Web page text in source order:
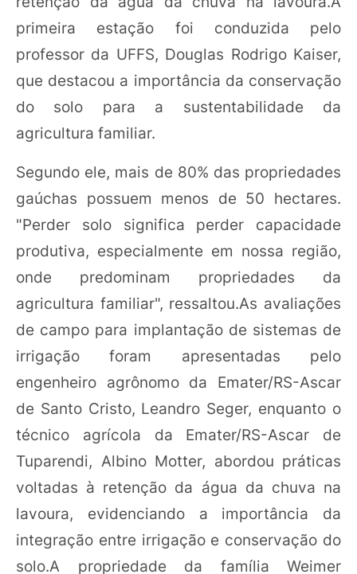
primeira estação foi conduzida pelo
professor da UFFS, Douglas Rodrigo Kaiser,
que destacou a importância da conservação
do solo para a sustentabilidade da
agricultura familiar.
Segundo ele, mais de 80% das propriedades
gaúchas possuem menos de 50 hectares.
"Perder solo significa perder capacidade
produtiva, especialmente em nossa região,
onde predominam propriedades da
agricultura familiar", ressaltou.As avaliações
de campo para implantação de sistemas de
irrigação foram apresentadas pelo
engenheiro agrônomo da Emater/RS-Ascar
de Santo Cristo, Leandro Seger, enquanto o
técnico agrícola da Emater/RS-Ascar de
Tuparendi, Albino Motter, abordou práticas
voltadas à retenção da água da chuva na
lavoura, evidenciando a importância da
integração entre irrigação e conservação do
solo.A propriedade da família Weimer